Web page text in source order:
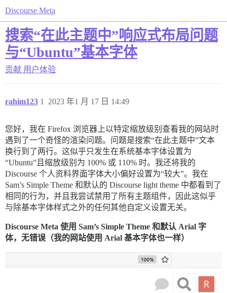
Discourse Meta
搜索“在此主题中”响应式布局问题
与“Ubuntu”基本字体
贡献 用户体验
rahim123 2023 年1 月 17 日 14:49
1
您好，我在 Firefox 浏览器上以特定缩放级别查看我的网站时
遇到了一个奇怪的渲染问题。问题是搜索“在此主题中”文本
换行到了两行。这似乎只发生在系统基本字体设置为
“Ubuntu”且缩放级别为 100% 或 110% 时。我还将我的
Discourse 个人资料界面字体大小偏好设置为“较大”。我在
Sam’s Simple Theme 和默认的 Discourse light theme 中都看到了
相同的行为，并且我尝试禁用了所有主题组件，因此这似乎
与除基本字体样式之外的任何其他自定义设置无关。
Discourse Meta 使用 Sam’s Simple Theme 和默认 Arial 字
体，无错误（我的网站使用 Arial 基本字体也一样）